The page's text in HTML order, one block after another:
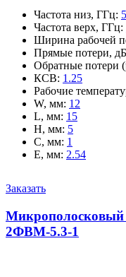
Частота низ, ГГц:
Частота верх, ГГц:
Ширина рабочей
Прямые потери, дБ
Обратные потери
КСВ: 1.25
Рабочие
W, мм: 12
L, мм: 15
H, мм: 5
C, мм: 1
E, мм: 2.54
Заказать
Микрополосковый
2ФВМ-5.3-1